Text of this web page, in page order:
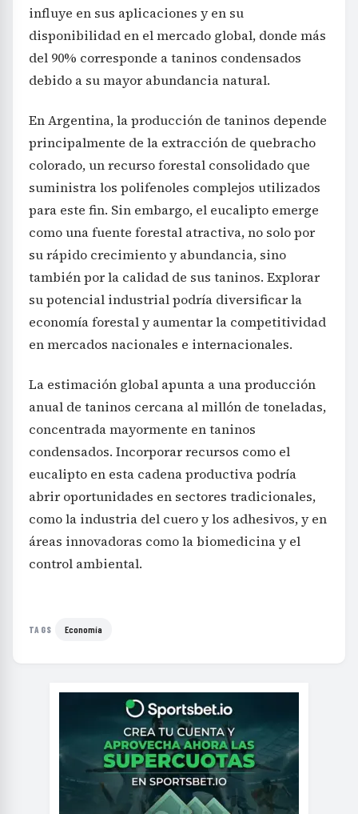
influye en sus aplicaciones y en su
disponibilidad en el mercado global, donde más
del 90% corresponde a taninos condensados
debido a su mayor abundancia natural.
En Argentina, la producción de taninos depende
principalmente de la extracción de quebracho
colorado, un recurso forestal consolidado que
suministra los polifenoles complejos utilizados
para este fin. Sin embargo, el eucalipto emerge
como una fuente forestal atractiva, no solo por
su rápido crecimiento y abundancia, sino
también por la calidad de sus taninos. Explorar
su potencial industrial podría diversificar la
economía forestal y aumentar la competitividad
en mercados nacionales e internacionales.
La estimación global apunta a una producción
anual de taninos cercana al millón de toneladas,
concentrada mayormente en taninos
condensados. Incorporar recursos como el
eucalipto en esta cadena productiva podría
abrir oportunidades en sectores tradicionales,
como la industria del cuero y los adhesivos, y en
áreas innovadoras como la biomedicina y el
control ambiental.
TAGS Economía